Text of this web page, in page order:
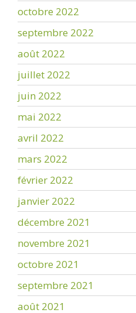
octobre 2022
septembre 2022
août 2022
juillet 2022
juin 2022
mai 2022
avril 2022
mars 2022
février 2022
janvier 2022
décembre 2021
novembre 2021
octobre 2021
septembre 2021
août 2021